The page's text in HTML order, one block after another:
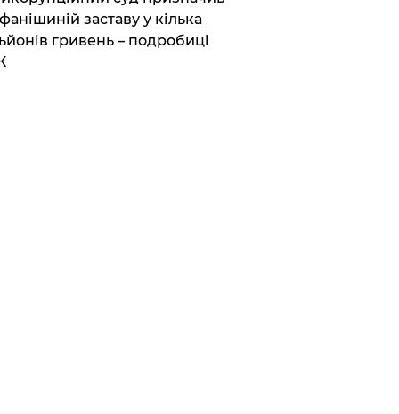
заставу у кілька
гривень – подробиці